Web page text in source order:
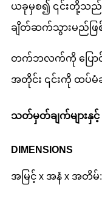
ယခုမှစ၍ ၎င်းတို့သ
ချိတ်ဆက်သွားမည်ဖ
တက်ဘလက်ကို ပြောင်း
အတိုင်း ၎င်းကို ထပ်မံ
သတ်မှတ်ချက်များနှ
DIMENSIONS
အမြင့် x အနံ x အတိမ်: